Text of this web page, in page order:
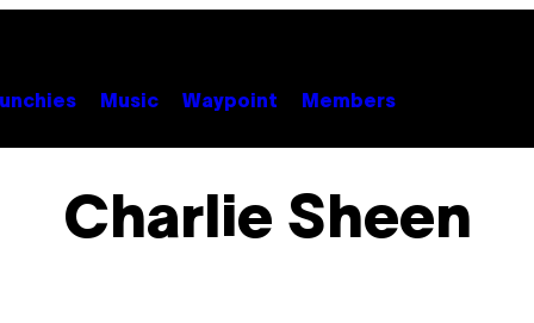
Music Waypoint Members
Charlie Sheen